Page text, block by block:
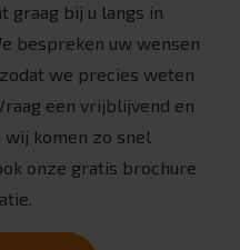
graag bij u langs in
bespreken uw wensen
we precies weten
een vrijblijvend en
wij komen zo snel
onze gratis brochure